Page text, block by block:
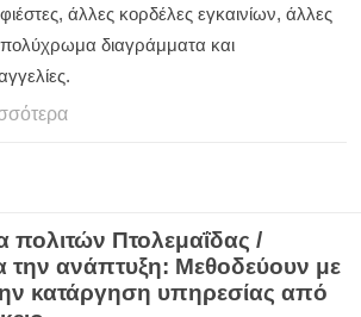
άλλες κορδέλες εγκαινίων, άλλες
διαγράμματα και
πολιτών Πτολεμαΐδας /
την ανάπτυξη: Μεθοδεύουν με
κατάργηση υπηρεσίας από